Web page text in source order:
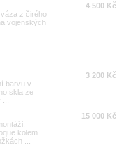
z čirého
vojenských
4 500 Kč
barvu v
skla ze
3 200 Kč
kolem
...
15 000 Kč